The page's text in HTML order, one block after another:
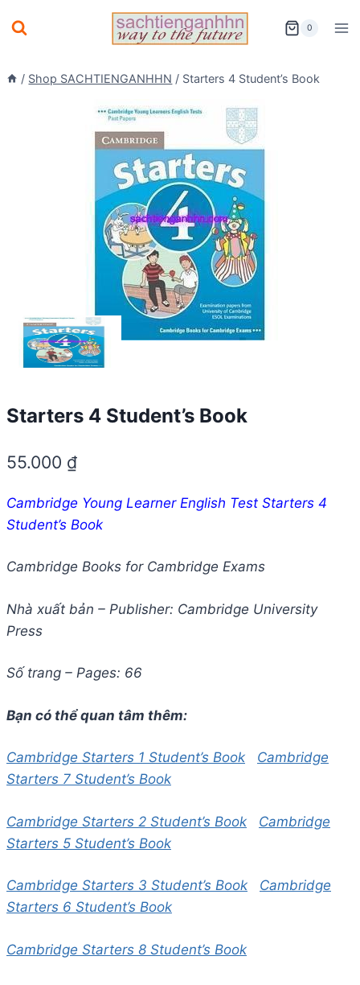
to
0
/ Shop SACHTIENGANHHN / Starters 4 Student’s Book
Starters 4 Student’s Book
55.000 ₫
Cambridge Young Learner English Test Starters 4
Student’s Book
Cambridge Books for Cambridge Exams
Nhà xuất bản – Publisher: Cambridge University
Press
Số trang – Pages: 66
Bạn có thể quan tâm thêm:
Cambridge Starters 1 Student’s Book
Cambridge
Starters 7 Student’s Book
Cambridge Starters 2 Student’s Book
Cambridge
Starters 5 Student’s Book
Cambridge Starters 3 Student’s Book
Cambridge
Starters 6 Student’s Book
Cambridge Starters 8 Student’s Book